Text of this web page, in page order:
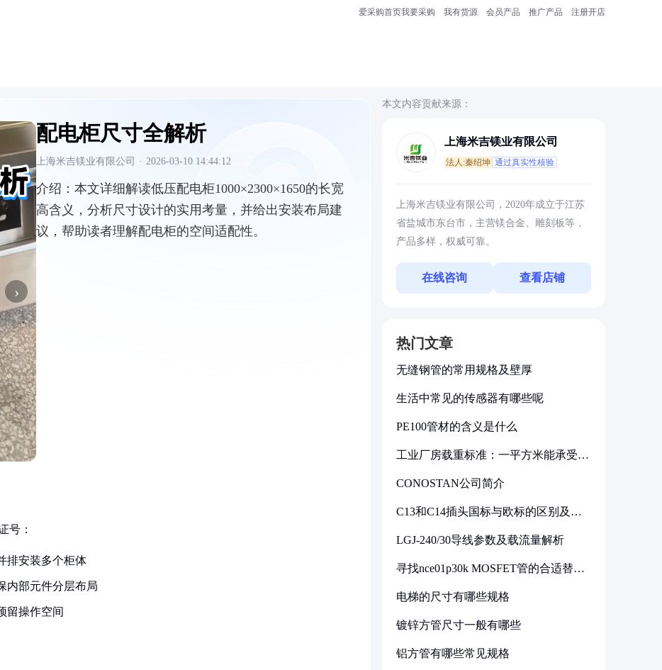
爱采购首页我要采购 我有货源 会员产品 推广产品 注册开店
›
配电柜尺寸全解析
上海米吉镁业有限公司 · 2026-03-10 14:44:12
介绍： 本文详细解读低压配电柜1000×2300×1650的长宽
高含义，分析尺寸设计的实用考量，并给出安装布局建
议，帮助读者理解配电柜的空间适配性。
号：
排安装多个柜体
内部元件分层布局
留操作空间
本文内容贡献来源：
上海米吉镁业有限公司
法人:秦绍坤 通过真实性核验
上海米吉镁业有限公司，2020年成立于江苏
省盐城市东台市，主营镁合金、雕刻板等，
产品多样，权威可靠。
在线咨询 查看店铺
热门文章
无缝钢管的常用规格及壁厚
生活中常见的传感器有哪些呢
PE100管材的含义是什么
工业厂房载重标准：一平方米能承受多
CONOSTAN公司简介
C13和C14插头国标与欧标的区别及其
LGJ-240/30导线参数及载流量解析
寻找nce01p30k MOSFET管的合适替代
电梯的尺寸有哪些规格
镀锌方管尺寸一般有哪些
铝方管有哪些常见规格